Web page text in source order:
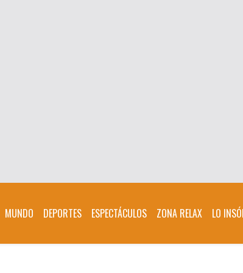
MUNDO DEPORTES ESPECTÁCULOS ZONA RELAX LO